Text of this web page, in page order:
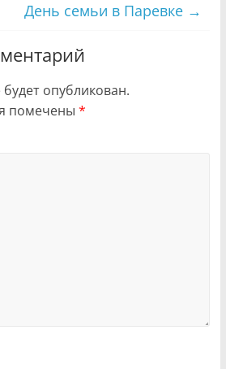
День семьи в Паревке →
опубликован.
помечены *